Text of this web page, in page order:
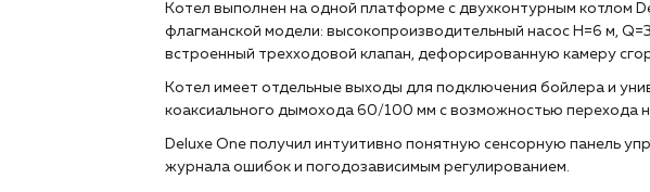
Котел выполнен на одной платформе с двухконтурным котлом
флагманской модели: высокопроизводительный насос H=6 м,
встроенный трехходовой клапан, дефорсированную камеру
Котел имеет отдельные выходы для подключения бойлера и
коаксиального дымохода 60/100 мм с возможностью перехода
Deluxe One получил интуитивно понятную сенсорную панель
журнала ошибок и погодозависимым регулированием.